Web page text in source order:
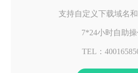
支持自定义下载域名
7*24小时自助
TEL：